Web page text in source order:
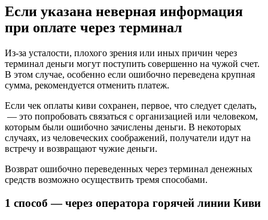
Если указана неверная информация
при оплате через терминал
Из-за усталости, плохого зрения или иных причин через
терминал деньги могут поступить совершенно на чужой счет.
В этом случае, особенно если ошибочно переведена крупная
сумма, рекомендуется отменить платеж.
Если чек оплаты киви сохранен, первое, что следует сделать,
— это попробовать связаться с организацией или человеком,
которым были ошибочно зачислены деньги. В некоторых
случаях, из человеческих соображений, получатели идут на
встречу и возвращают чужие деньги.
Возврат ошибочно переведенных через терминал денежных
средств возможно осуществить тремя способами.
1 способ — через оператора горячей линии Киви